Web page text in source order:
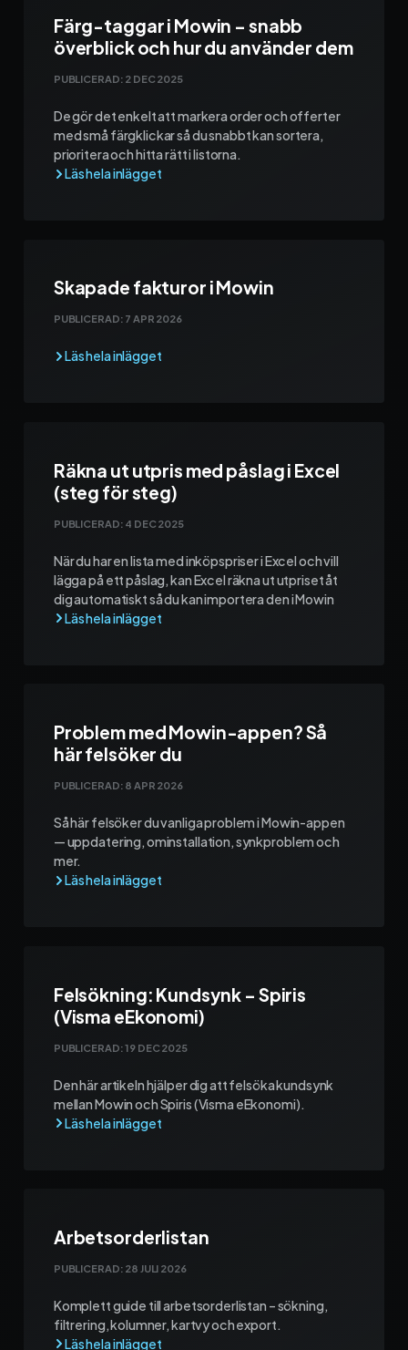
Färg-taggar i Mowin – snabb
överblick och hur du använder dem
PUBLICERAD: 2 DEC 2025
De gör det enkelt att markera order och offerter
med små färgklickar så du snabbt kan sortera,
prioritera och hitta rätt i listorna.
Skapade fakturor i Mowin
PUBLICERAD: 7 APR 2026
Räkna ut utpris med påslag i Excel
(steg för steg)
PUBLICERAD: 4 DEC 2025
När du har en lista med inköpspriser i Excel och vill
lägga på ett påslag, kan Excel räkna ut utpriset åt
dig automatiskt så du kan importera den i Mowin
Problem med Mowin-appen? Så
här felsöker du
PUBLICERAD: 8 APR 2026
Så här felsöker du vanliga problem i Mowin-appen
— uppdatering, ominstallation, synkproblem och
mer.
Felsökning: Kundsynk – Spiris
(Visma eEkonomi)
PUBLICERAD:19 DEC 2025
Den här artikeln hjälper dig att felsöka kundsynk
mellan Mowin och Spiris (Visma eEkonomi).
Arbetsorderlistan
PUBLICERAD: 28 JULI 2026
Komplett guide till arbetsorderlistan – sökning,
filtrering, kolumner, kartvy och export.